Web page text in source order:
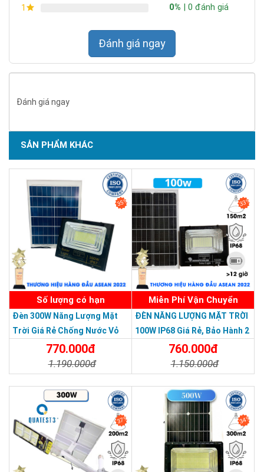
Chống nước tuyệt vời:Để áp ứng nhu cầu lắp đặt đèn năng
lượng mặt trời ngoài đường,Đèn năng lượng mặt trời
500Wcó khả năng chống nước cực tốt, hoạt động dưới mưa,
bão không bị hư hỏng, vô nước…
SẢN PHẨM CHẤT LƯỢNG - DỊCH VỤ TIN DÙNG LẦN VII - 2020
THƯƠNG HIỆU HÀNG ĐẦU ASEAN 2022
1
0% | 0 đánh giá
Đánh giá ngay
Đánh giá ngay
SẢN PHẨM KHÁC
35%
Số lượng có hạn
Đèn 300W Năng Lượng Mặt
Trời Giá Rẻ Chống Nước Vỏ
Nhôm Đúc770.000đ
1.190.000đ
33%
Miễn Phí Vận Chuyển
ĐÈN NĂNG LƯỢNG MẶT TRỜI
100W IP68 Giá Rẻ, Bảo Hành 2
760.000đ
1.150.000đ
37% 34%